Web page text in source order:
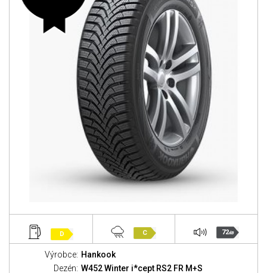
D C 72dB
Výrobce: Hankook
Dezén: W452 Winter i*cept RS2 FR M+S